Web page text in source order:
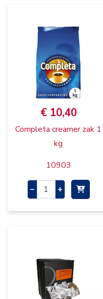
€ 10,40
Completa creamer zak 1
kg
10903
– +